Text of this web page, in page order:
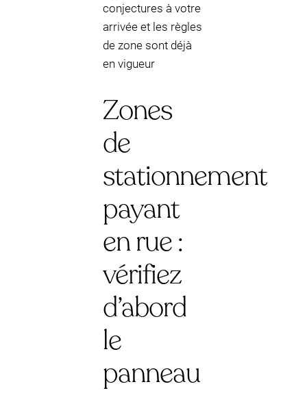
conjectures à votre
arrivée et les règles
de zone sont déjà
en vigueur
Zones
de
stationnement
payant
en rue :
vérifiez
d’abord
le
panneau